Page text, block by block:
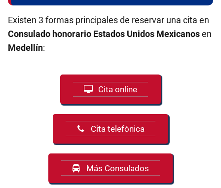
Existen 3 formas principales de reservar una cita en
Consulado honorario Estados Unidos Mexicanosen
Medellín:
Cita online
Cita telefónica
Más Consulados